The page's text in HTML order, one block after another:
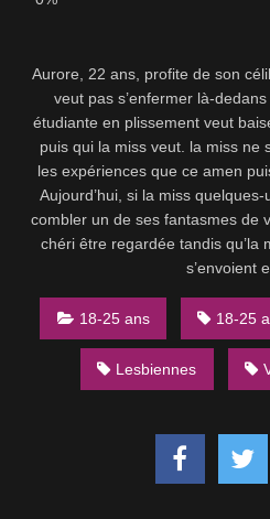
Aurore, 22 ans, profite de son
veut pas s’enfermer là-
étudiante en plissement veut
puis qui la miss veut. la miss ne
les expériences que ce amen
Aujourd’hui, si la miss
combler un de ses fantasmes de
chéri être regardée tandis qu’la
s’envoient
18-25 ans 18-25
Lesbiennes